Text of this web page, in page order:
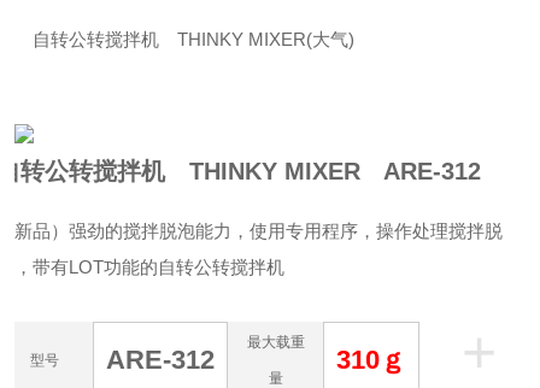
自转公转搅拌机 THINKY MIXER(大气)
转公转搅拌机 THINKY MIXER ARE-312
新品）强劲的搅拌脱泡能力，使用专用程序，操作处理搅拌脱
，带有LOT功能的自转公转搅拌机
+
型号 ARE-312
最大载重
量
310ｇ